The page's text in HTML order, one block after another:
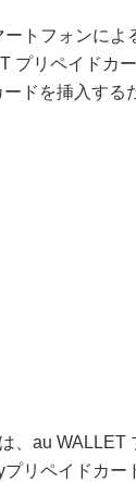
トフォンによ
プリペイドカ
ドを挿入する
、au WALLET
リペイドカー